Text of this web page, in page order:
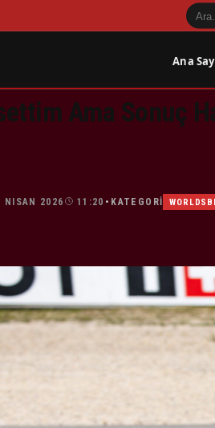
Ana
Ama Sonuç
NISAN 2026 11:20 • KATEGORI